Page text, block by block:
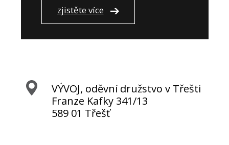
zjistěte více
VÝVOJ, oděvní družstvo v Třešti
Franze Kafky 341/13
589 01 Třešť